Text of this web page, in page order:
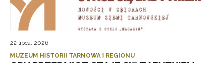
22 lipca, 2026
MUZEUM HISTORII TARNOWA I REGIONU